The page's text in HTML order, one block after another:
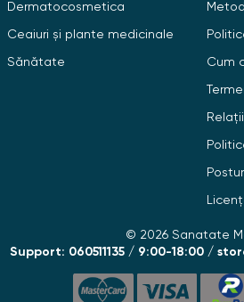
Dermatocosmetica
Ceaiuri și plante medicinale
Sănătate Cum
© 2026 Sanatate
Support: 060511135 / 9:00-18:00 /